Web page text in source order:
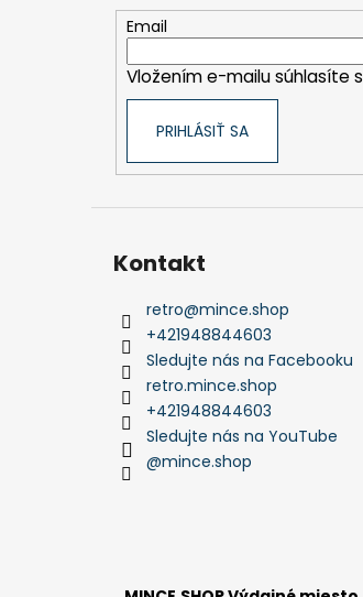
Email
Vložením e-mailu súhlasíte s
PRIHLÁSIŤ SA
Kontakt
retro@mince.shop
+421948844603
Sledujte nás na Facebooku
retro.mince.shop
+421948844603
Sledujte nás na YouTube
@mince.shop